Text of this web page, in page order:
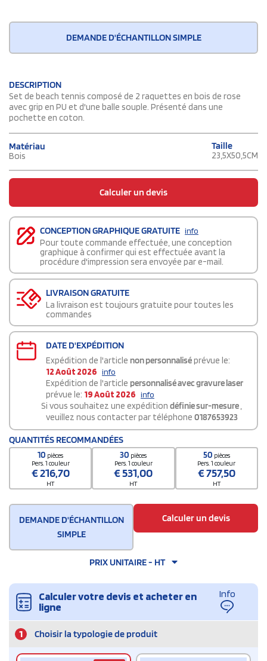
DEMANDE D'ÉCHANTILLON SIMPLE
DESCRIPTION
Set de beach tennis composé de 2 raquettes en bois de rose
avec grip en PU et d'une balle souple. Présenté dans une
pochette en coton.
Matériau
Bois
Taille
23,5X50,5CM
Calculer un devis
CONCEPTION GRAPHIQUE GRATUITE info
Pour toute commande effectuée, une conception
graphique à confirmer qui est effectuée avant la
procédure d'impression sera envoyée par e-mail.
LIVRAISON GRATUITE
La livraison est toujours gratuite pour toutes les
commandes
DATE D'EXPÉDITION
Expédition de l'article non personnaliséprévue le:
12 Août 2026 info
Expédition de l'article personnalisé avec gravure laser
prévue le: 19 Août 2026 info
Si vous souhaitez une expédition définie sur-mesure,
veuillez nous contacter par téléphone 0187653923
QUANTITÉS RECOMMANDÉES
10 pièces
Pers. 1 couleur
€216,70
HT
30 pièces
Pers. 1 couleur
€531,00
HT
50 pièces
Pers. 1 couleur
€757,50
HT
DEMANDE D'ÉCHANTILLON
SIMPLE
Calculer un devis
PRIX UNITAIRE - HT
Calculer votre devis et acheter en
ligne
Info
1 Choisir la typologie de produit